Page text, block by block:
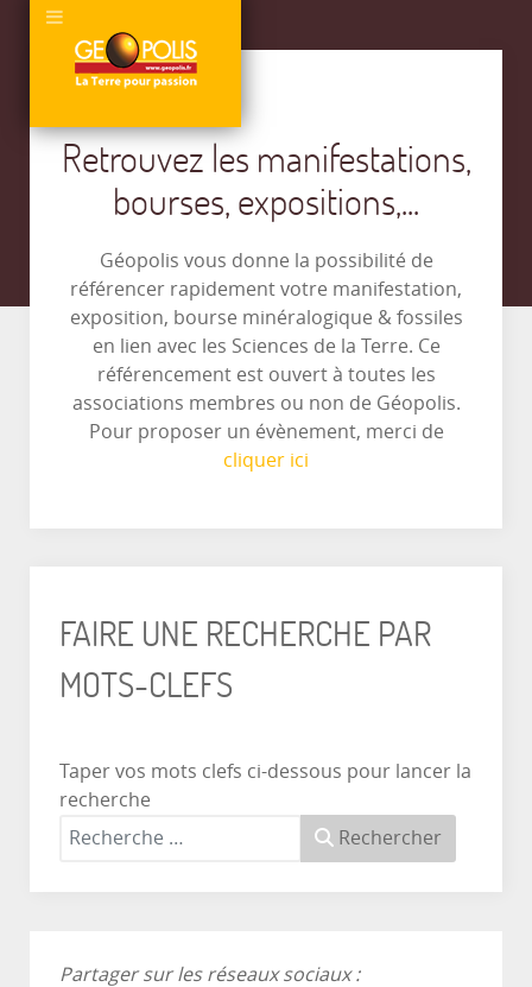
Retrouvez les manifestations,
bourses, expositions,...
Géopolis vous donne la possibilité de
référencer rapidement votre manifestation,
exposition, bourse minéralogique & fossiles
en lien avec les Sciences de la Terre. Ce
référencement est ouvert à toutes les
associations membres ou non de Géopolis.
Pour proposer un évènement, merci de
cliquer ici
FAIRE UNE RECHERCHE PAR
MOTS-CLEFS
Taper vos mots clefs ci-dessous pour lancer la
recherche
Rechercher
Partager sur les réseaux sociaux :